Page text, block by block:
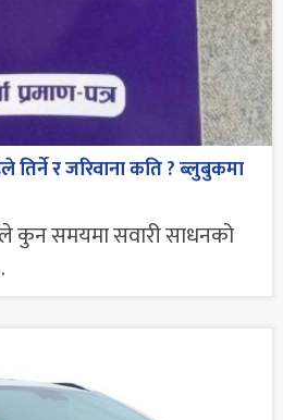
र जरिवाना कति ? ब्लुबुकमा
कुन समयमा सवारी साधनको